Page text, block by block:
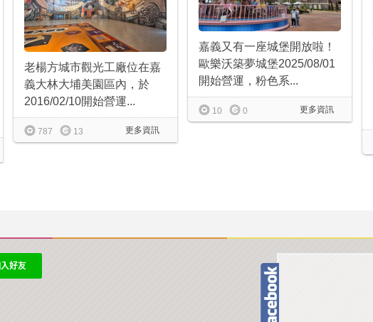
老楊方城市觀光工廠位在嘉
義大林大埔美園區內，於
2016/02/10開始營運...
更多資訊
787 13
嘉義又有一座城堡開放啦！
歐樂沃築夢城堡2025/08/01
開始營運，粉色系...
更多資訊
10 0